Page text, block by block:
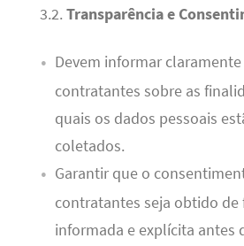
3.2. Transparência e
Devem informar claramente
contratantes sobre as
quais os dados pessoais
coletados.
Garantir que o
contratantes seja obtido de
informada e explícita antes